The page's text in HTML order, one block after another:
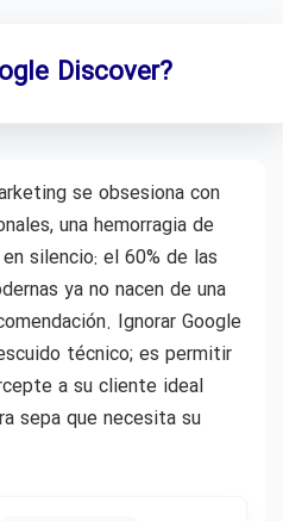
Discover?
se obsesiona con
una hemorragia de
silencio: el 60% de las
ya no nacen de una
Ignorar Google
técnico; es permitir
a su cliente ideal
sepa que necesita su